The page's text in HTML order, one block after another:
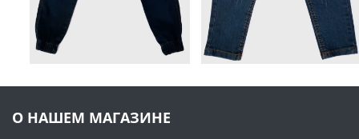
О НАШЕМ МАГАЗИНЕ